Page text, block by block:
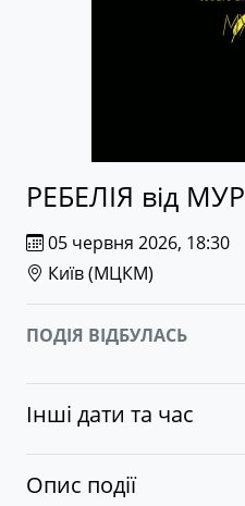
РЕБЕЛІЯ від МУР
05 червня 2026, 18:30
Київ (МЦКМ)
ПОДІЯ ВІДБУЛАСЬ
Інші дати та час
Опис події